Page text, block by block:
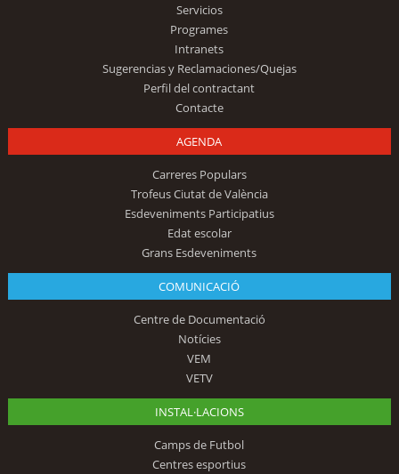
Servicios
Programes
Intranets
Sugerencias y Reclamaciones/Quejas
Perfil del contractant
Contacte
AGENDA
Carreres Populars
Trofeus Ciutat de València
Esdeveniments Participatius
Edat escolar
Grans Esdeveniments
COMUNICACIÓ
Centre de Documentació
Notícies
VEM
VETV
INSTAL·LACIONS
Camps de Futbol
Centres esportius